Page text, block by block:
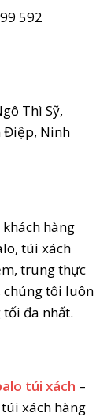
592
Thì Sỹ,
Điệp, Ninh
hàng
túi xách
trung thực
chúng tôi luôn
tối đa nhất.
túi xách –
xách hàng